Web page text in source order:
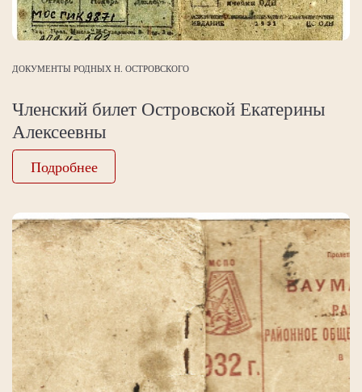
ДОКУМЕНТЫ РОДНЫХ Н. ОСТРОВСКОГО
Членский билет Островской Екатерины
Алексеевны
Подробнее